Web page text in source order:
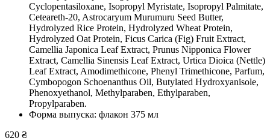
Cyclopentasiloxane, Isopropyl Myristate, Isopropyl Palmitate,
Ceteareth-20, Astrocaryum Murumuru Seed Butter,
Hydrolyzed Rice Protein, Hydrolyzed Wheat Protein,
Hydrolyzed Oat Protein, Ficus Carica (Fig) Fruit Extract,
Camellia Japonica Leaf Extract, Prunus Nipponica Flower
Extract, Camellia Sinensis Leaf Extract, Urtica Dioica (Nettle)
Leaf Extract, Amodimethicone, Phenyl Trimethicone, Parfum,
Cymbopogon Schoenanthus Oil, Butylated Hydroxyanisole,
Phenoxyethanol, Methylparaben, Ethylparaben,
Propylparaben.
Форма выпуска: флакон 375 мл
620 ₴